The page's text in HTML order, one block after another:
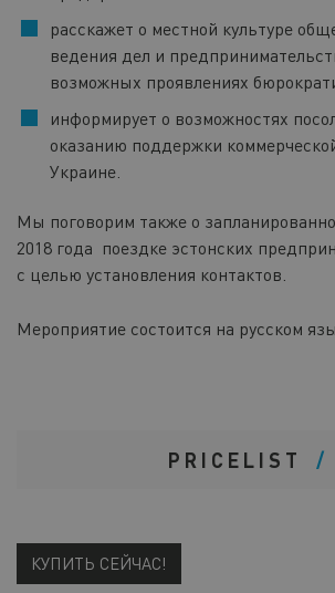
расскажет о местной культуре
ведения дел и
возможных проявлениях
информирует о возможностях
оказанию поддержки
Украине.
Мы поговорим также о
2018 года поездке эстонских
с целью установления контактов.
Мероприятие состоится на русском
PRICELIST
КУПИТЬ СЕЙЧАС!